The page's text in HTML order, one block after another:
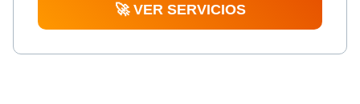
🚀 VER SERVICIOS